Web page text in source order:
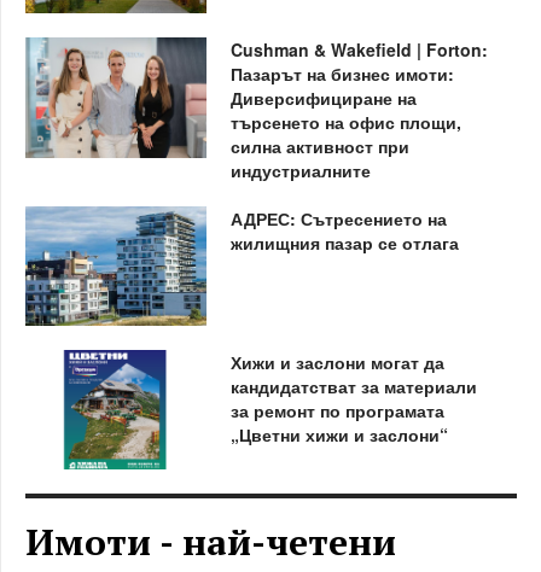
Cushman & Wakefield | Forton:
Пазарът на бизнес имоти:
Диверсифициране на
търсенето на офис площи,
силна активност при
индустриалните
АДРЕС: Сътресението на
жилищния пазар се отлага
Хижи и заслони могат да
кандидатстват за материали
за ремонт по програмата
„Цветни хижи и заслони“
Имоти - най-четени